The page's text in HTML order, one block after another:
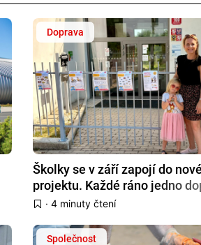
Doprava
Školky se v září zapojí do
projektu. Každé ráno jedno
pravidlo
· 4 minuty čtení
Společnost